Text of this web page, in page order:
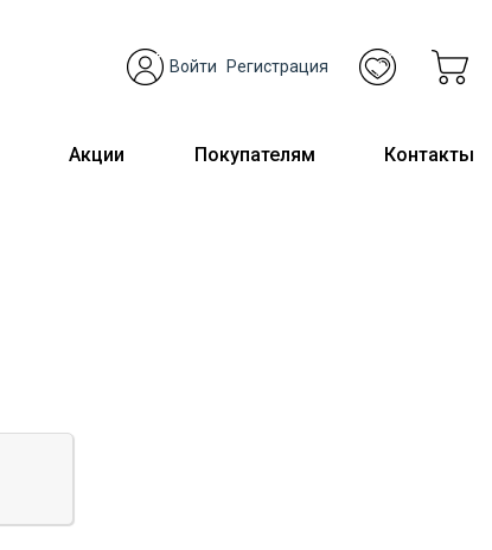
Войти Регистрация
Акции Покупателям Контакты